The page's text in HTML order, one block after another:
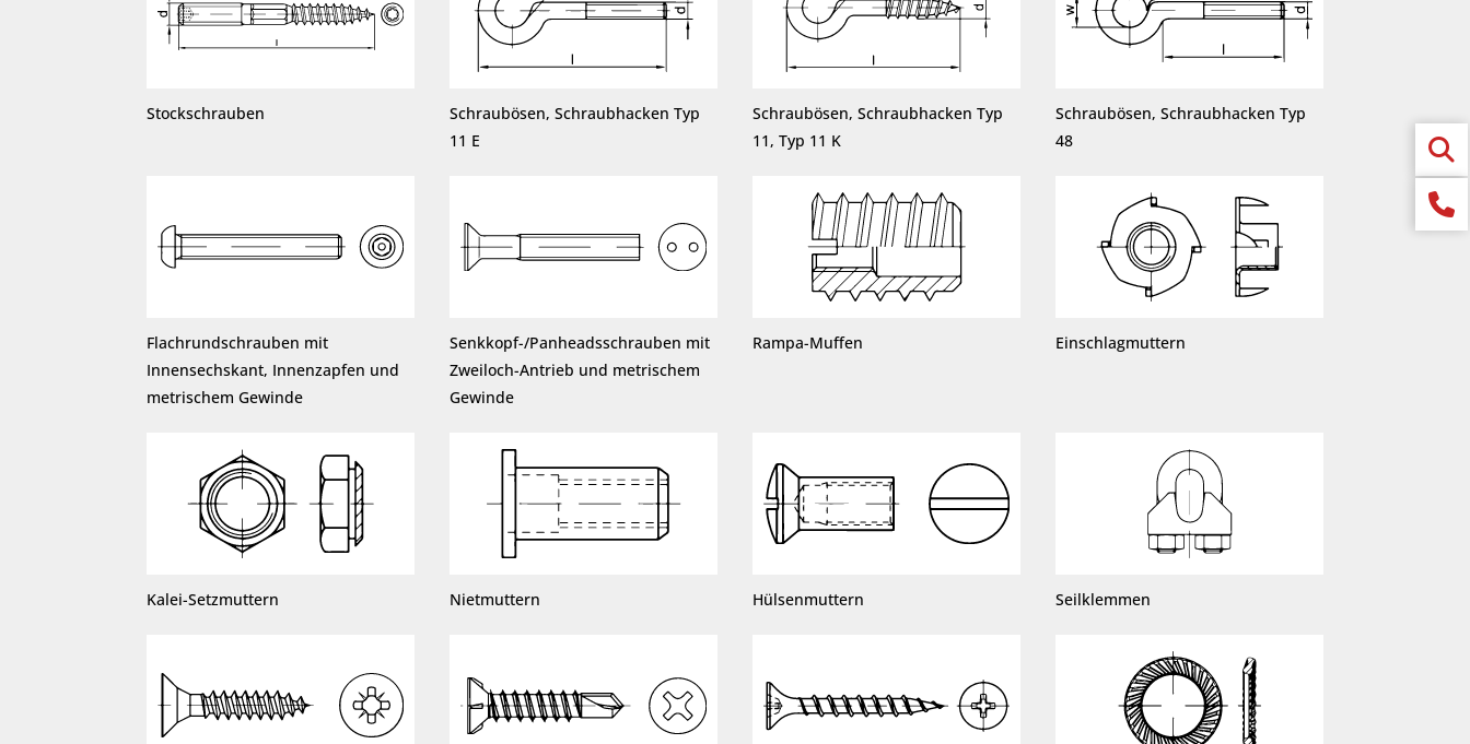
Stockschrauben
Schraubösen, Schraubhacken Typ
11 E
Schraubösen, Schraubhacken Typ
11, Typ 11 K
Schraubösen, Schraubhacken Typ
48
Flachrundschrauben mit
Innensechskant, Innenzapfen und
metrischem Gewinde
Senkkopf-/Panheadsschrauben mit
Zweiloch-Antrieb und metrischem
Gewinde
Rampa-Muffen Einschlagmuttern
Kalei-Setzmuttern Nietmuttern Hülsenmuttern Seilklemmen